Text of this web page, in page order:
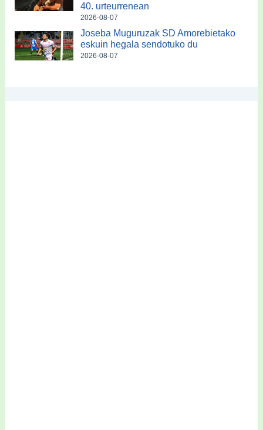
40. urteurrenean
2026-08-07
Joseba Muguruzak SD Amorebietako
eskuin hegala sendotuko du
2026-08-07